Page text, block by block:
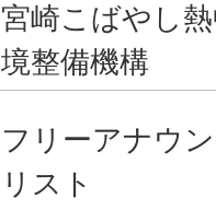
宮崎こばやし
境整備機構
フリーアナウ
リスト